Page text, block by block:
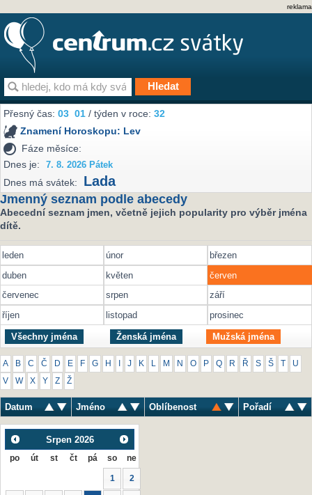
reklama
Přesný čas:03 01 / týden v roce:32
Znamení Horoskopu: Lev
Fáze měsíce:
Dnes je:
7. 8. 2026 Pátek
Dnes má svátek: Lada
Jmenný seznam podle abecedy
Abecední seznam jmen, včetně jejich popularity pro výběr jména
dítě.
leden únor
březen
duben
květen
červen
červenec
srpen
září
říjen
listopad prosinec
Všechny jména Ženská jména Mužská jména
A B C Č D E F G H J K M N O P Q R Ř S Š U
V W X Y Z Ž
Datum Jméno Oblíbenost Pořadí
Srpen 2026
po út st čt pá so ne
1 2